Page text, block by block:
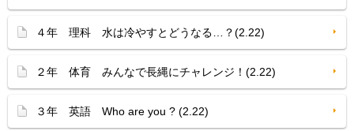
４年 理科 水は冷やすとどうなる…？(2.22)
２年 体育 みんなで長縄にチャレンジ！(2.22)
３年 英語 Who are you ? (2.22)